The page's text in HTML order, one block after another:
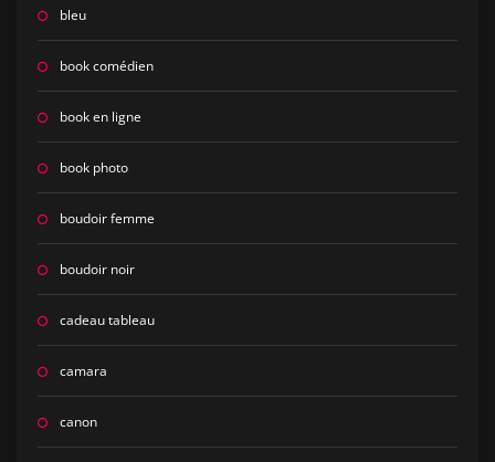
bleu
book comédien
book en ligne
book photo
boudoir femme
boudoir noir
cadeau tableau
camara
canon